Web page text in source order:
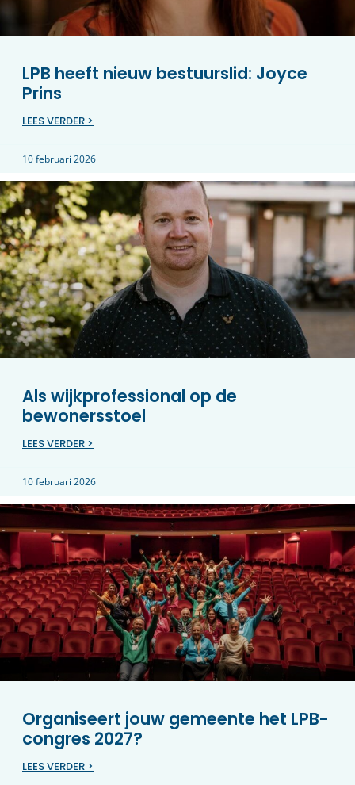
LPB heeft nieuw bestuurslid: Joyce
Prins
LEES VERDER >
10 februari 2026
Als wijkprofessional op de
bewonersstoel
LEES VERDER >
10 februari 2026
Organiseert jouw gemeente het LPB-
congres 2027?
LEES VERDER >